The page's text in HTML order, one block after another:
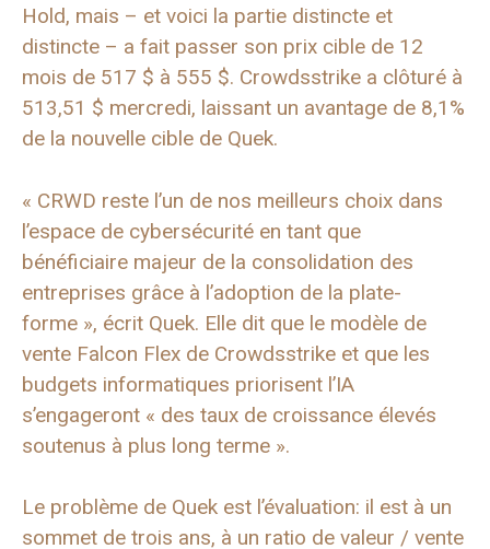
Hold, mais – et voici la partie distincte et
distincte – a fait passer son prix cible de 12
mois de 517 $ à 555 $. Crowdsstrike a clôturé à
513,51 $ mercredi, laissant un avantage de 8,1%
de la nouvelle cible de Quek.
« CRWD reste l’un de nos meilleurs choix dans
l’espace de cybersécurité en tant que
bénéficiaire majeur de la consolidation des
entreprises grâce à l’adoption de la plate-
forme », écrit Quek. Elle dit que le modèle de
vente Falcon Flex de Crowdsstrike et que les
budgets informatiques priorisent l’IA
s’engageront « des taux de croissance élevés
soutenus à plus long terme ».
Le problème de Quek est l’évaluation: il est à un
sommet de trois ans, à un ratio de valeur / vente